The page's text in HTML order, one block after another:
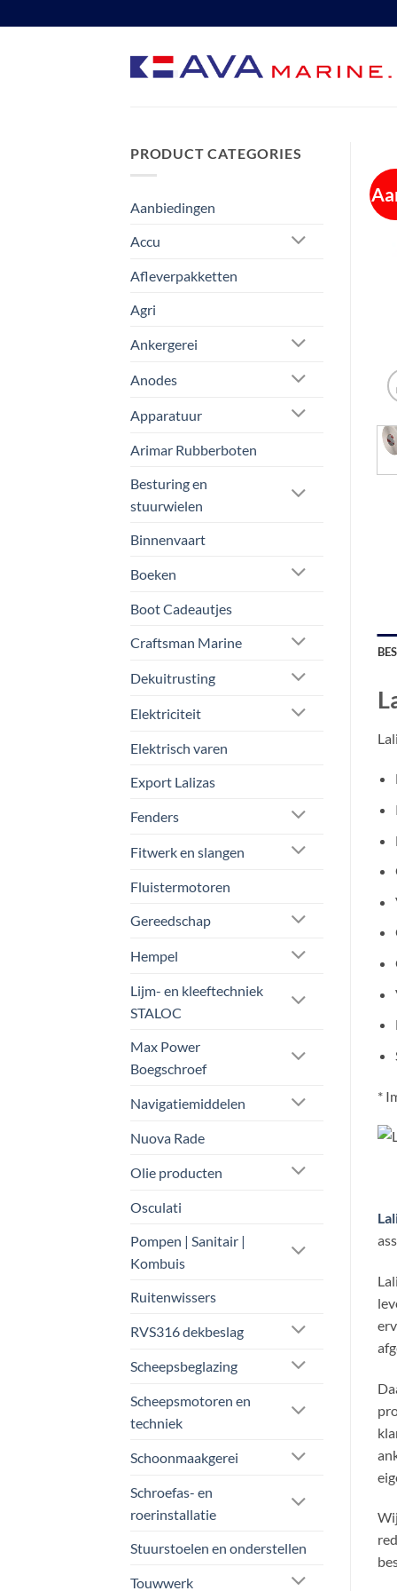
naar
PRODUCT CATEGORIES
Aanbiedingen
Accu
Afleverpakketten
Agri
Ankergerei
Anodes
Apparatuur
Arimar Rubberboten
Besturing en
stuurwielen
Binnenvaart
Boeken
Boot Cadeautjes
Craftsman Marine
Dekuitrusting
Elektriciteit
Elektrisch varen
Export Lalizas
Fenders
Fitwerk en slangen
Fluistermotoren
Gereedschap
Hempel
Lijm- en kleeftechniek
STALOC
Max Power
Boegschroef
Navigatiemiddelen
Nuova Rade
Olie producten
Osculati
Pompen | Sanitair |
Kombuis
Ruitenwissers
RVS316 dekbeslag
Scheepsbeglazing
Scheepsmotoren en
techniek
Schoonmaakgerei
Schroefas- en
roerinstallatie
Stuurstoelen en onderstellen
Touwwerk
*